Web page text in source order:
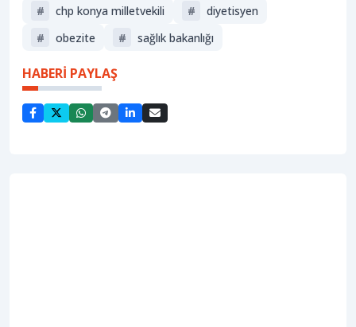
#
chp konya milletvekili #
diyetisyen
#
obezite # sağlik bakanliği
HABERİ PAYLAŞ